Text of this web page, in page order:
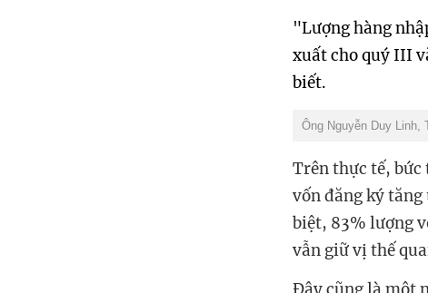
"Lượng hàng
xuất cho quý III
biết.
Ông Nguyễn Duy Linh,
Trên thực tế,
vốn đăng ký
biệt, 83% lượng
vẫn giữ vị thế